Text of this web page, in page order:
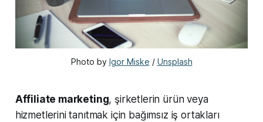
Photo by Igor Miske / Unsplash
Affiliate marketing, şirketlerin ürün veya
hizmetlerini tanıtmak için bağımsız iş ortakları